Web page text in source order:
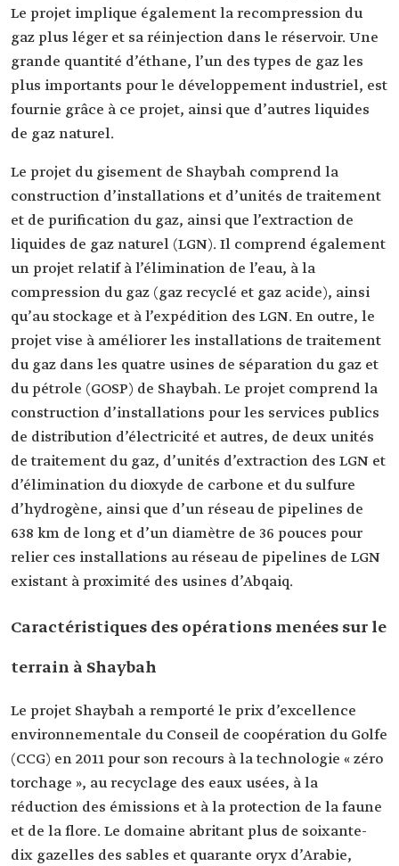
Le projet implique également la recompression du
gaz plus léger et sa réinjection dans le réservoir. Une
grande quantité d’éthane, l’un des types de gaz les
plus importants pour le développement industriel, est
fournie grâce à ce projet, ainsi que d’autres liquides
de gaz naturel.
Le projet du gisement de Shaybah comprend la
construction d’installations et d’unités de traitement
et de purification du gaz, ainsi que l’extraction de
liquides de gaz naturel (LGN). Il comprend également
un projet relatif à l’élimination de l’eau, à la
compression du gaz (gaz recyclé et gaz acide), ainsi
qu’au stockage et à l’expédition des LGN. En outre, le
projet vise à améliorer les installations de traitement
du gaz dans les quatre usines de séparation du gaz et
du pétrole (GOSP) de Shaybah. Le projet comprend la
construction d’installations pour les services publics
de distribution d’électricité et autres, de deux unités
de traitement du gaz, d’unités d’extraction des LGN et
d’élimination du dioxyde de carbone et du sulfure
d’hydrogène, ainsi que d’un réseau de pipelines de
638 km de long et d’un diamètre de 36 pouces pour
relier ces installations au réseau de pipelines de LGN
existant à proximité des usines d’Abqaiq.
Caractéristiques des opérations menées sur le
terrain à Shaybah
Le projet Shaybah a remporté le prix d’excellence
environnementale du Conseil de coopération du Golfe
(CCG) en 2011 pour son recours à la technologie « zéro
torchage », au recyclage des eaux usées, à la
réduction des émissions et à la protection de la faune
et de la flore. Le domaine abritant plus de soixante-
dix gazelles des sables et quarante oryx d’Arabie,